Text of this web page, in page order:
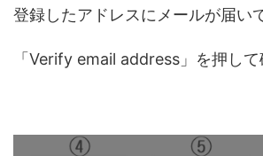
登録したアドレスにメールが届い
「Verify email address」を押して